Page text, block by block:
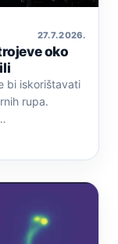
27. 7. 2026.
oko
bi iskorištavati
rupa.